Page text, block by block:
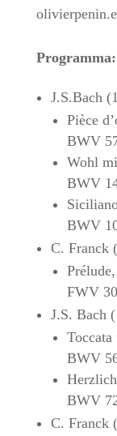
Programma:
J.S.Bach
Pièce
BWV
Wohl
BWV
BWV
C. Franck
FWV 30
J.S. Bach
BWV
BWV
C. Franck